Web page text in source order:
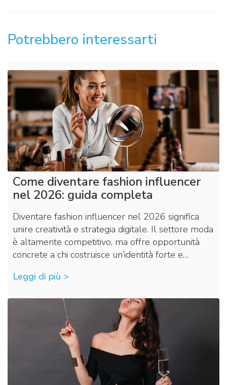
Potrebbero interessarti
Come diventare fashion influencer
nel 2026: guida completa
Diventare fashion influencer nel 2026 significa
unire creatività e strategia digitale. Il settore moda
è altamente competitivo, ma offre opportunità
concrete a chi costruisce un’identità forte e…
Leggi di più >